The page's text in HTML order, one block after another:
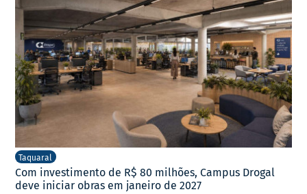
Taquaral
Com investimento de R$ 80 milhões, Campus Drogal
deve iniciar obras em janeiro de 2027